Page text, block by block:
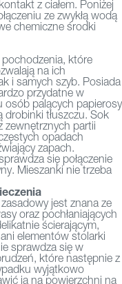
z ciałem. Poniżej
ze zwykłą wodą
chemiczne środki
które
na ich
i samych szyb. Posiada
przydatne w
osób palących papierosy
tłuszczu. Sok
zewnętrznych partii
opadach
zapach.
się połączenie
Mieszanki nie trzeba
jest znana ze
oraz pochłaniających
ścierającym,
elementów stolarki
sprawdza się w
które następnie z
wyjątkowo
ją na powierzchni na